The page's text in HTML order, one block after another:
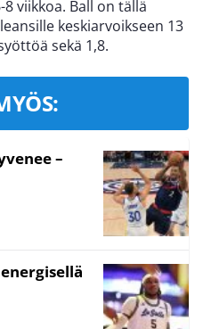
viikkoa. Ball on tällä
keskiarvoikseen 13
sekä 1,8.
–